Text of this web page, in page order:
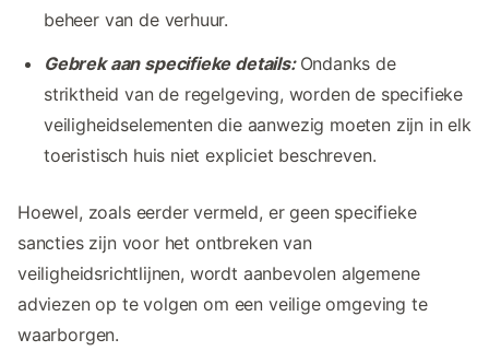
beheer van de verhuur.
Gebrek aan specifieke details: Ondanks de
striktheid van de regelgeving, worden de specifieke
veiligheidselementen die aanwezig moeten zijn in elk
toeristisch huis niet expliciet beschreven.
Hoewel, zoals eerder vermeld, er geen specifieke
sancties zijn voor het ontbreken van
veiligheidsrichtlijnen, wordt aanbevolen algemene
adviezen op te volgen om een veilige omgeving te
waarborgen.